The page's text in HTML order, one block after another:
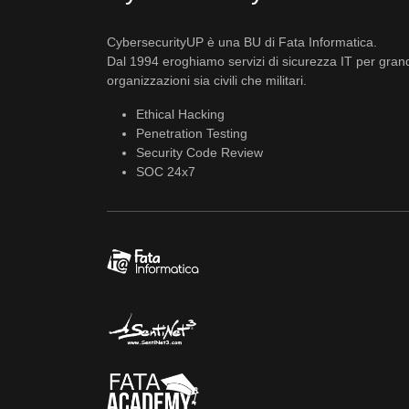
CybersecurityUP è una BU di Fata Informatica.
Dal 1994 eroghiamo servizi di sicurezza IT per
organizzazioni sia civili che militari.
Ethical Hacking
Penetration Testing
Security Code Review
SOC 24x7